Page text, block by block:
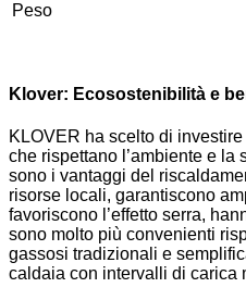
Peso
Klover: Ecosostenibilità e
KLOVER ha scelto di
che rispettano l’ambiente e la
sono i vantaggi del
risorse locali, garantiscono
favoriscono l’effetto serra,
sono molto più convenienti
gassosi tradizionali e
caldaia con intervalli di carica